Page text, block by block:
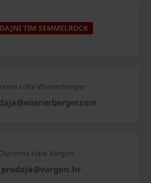
TIM SEMMELROCK
robe Wienerberger
robe Vargon
prodaja@vargon.hr